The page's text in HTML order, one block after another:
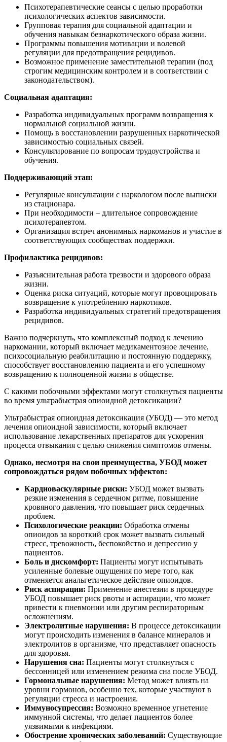
Психотерапевтические сеансы с целью проработки
психологических аспектов зависимости.
Групповая терапия для социальной адаптации и
обучения навыкам безнаркотического образа жизни.
Программы повышения мотивации и волевой
регуляции для предотвращения рецидивов.
Возможное применение заместительной терапии (под
строгим медицинским контролем и в соответствии с
законодательством).
Социальная адаптация:
Разработка индивидуальных программ возвращения к
нормальной социальной жизни.
Помощь в восстановлении разрушенных наркотической
зависимостью социальных связей.
Консультирование по вопросам трудоустройства и
обучения.
Поддерживающий этап:
Регулярные консультации с наркологом после выписки
из стационара.
При необходимости – длительное сопровождение
психотерапевтом.
Организация встреч анонимных наркоманов и участие в
соответствующих сообществах поддержки.
Профилактика рецидивов:
Разъяснительная работа трезвости и здорового образа
жизни.
Оценка риска ситуаций, которые могут провоцировать
возвращение к употреблению наркотиков.
Разработка индивидуальных стратегий предотвращения
рецидивов.
Важно подчеркнуть, что комплексный подход к лечению
наркомании, который включает медикаментозное лечение,
психосоциальную реабилитацию и постоянную поддержку,
способствует восстановлению пациента и его успешному
возвращению к полноценной жизни в обществе.
С какими побочными эффектами могут столкнуться пациенты
во время ультрабыстрая опиоидной детоксикации?
Ультрабыстрая опиоидная детоксикация (УБОД) — это метод
лечения опиоидной зависимости, который включает
использование лекарственных препаратов для ускорения
процесса отвыкания с целью снижения симптомов отмены.
Однако, несмотря на свои преимущества, УБОД может
сопровождаться рядом побочных эффектов:
Кардиоваскулярные риски: УБОД может вызвать
резкие изменения в сердечном ритме, повышение
кровяного давления, что повышает риск сердечных
проблем.
Психологические реакции: Обработка отмены
опиоидов за короткий срок может вызвать сильный
стресс, тревожность, беспокойство и депрессию у
пациентов.
Боль и дискомфорт: Пациенты могут испытывать
усиленные болевые ощущения по мере того, как
отменяется анальгетическое действие опиоидов.
Риск аспирации: Применение анестезии в процедуре
УБОД повышает риск рвоты и аспирации, что может
привести к пневмонии или другим респираторным
осложнениям.
Электролитные нарушения: В процессе детоксикации
могут происходить изменения в балансе минералов и
электролитов в организме, что представляет опасность
для здоровья.
Нарушения сна: Пациенты могут столкнуться с
бессонницей или изменением режима сна после УБОД.
Гормональные нарушения: Метод может влиять на
уровни гормонов, особенно тех, которые участвуют в
регуляции стресса и настроения.
Иммуносупрессия: Возможно временное угнетение
иммунной системы, что делает пациентов более
уязвимыми к инфекциям.
Обострение хронических заболеваний: Существующие